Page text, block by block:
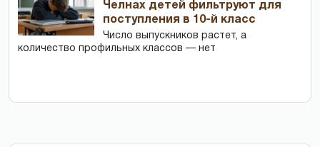
Челнах детей фильтруют для
поступления в 10-й класс
Число выпускников растет, а
количество профильных классов — нет